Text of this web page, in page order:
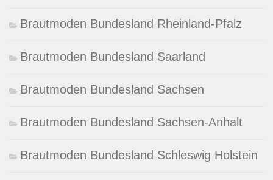
Brautmoden Bundesland Rheinland-Pfalz
Brautmoden Bundesland Saarland
Brautmoden Bundesland Sachsen
Brautmoden Bundesland Sachsen-Anhalt
Brautmoden Bundesland Schleswig Holstein